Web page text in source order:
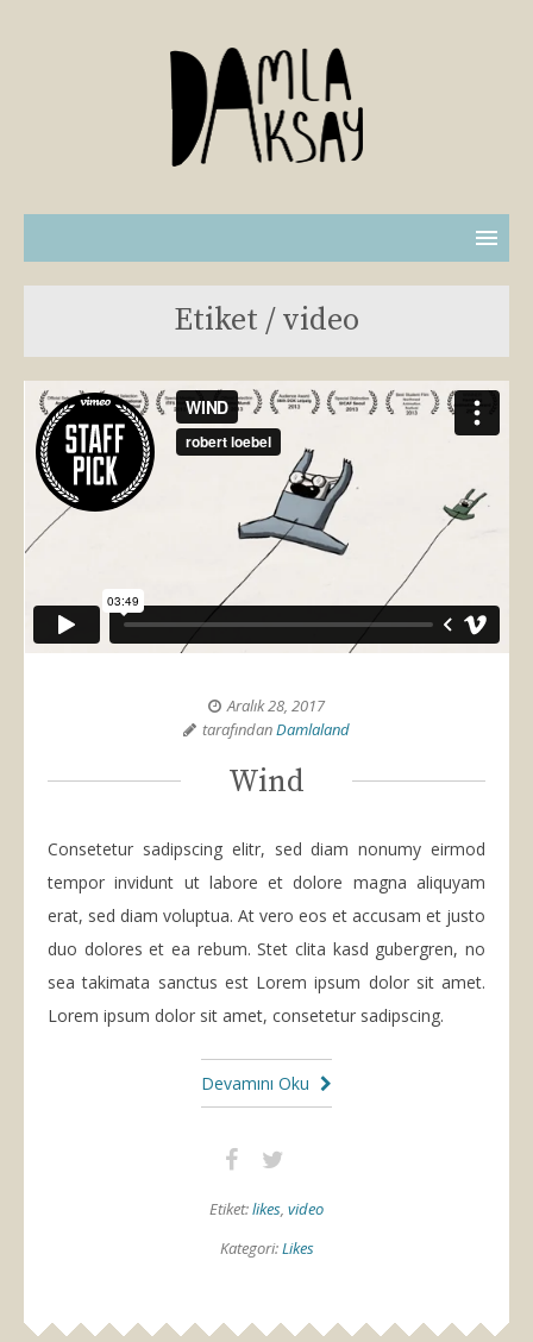
Etiket / video
Aralık 28, 2017
tarafındanDamlaland
Wind
Consetetur sadipscing elitr, sed diam nonumy eirmod
tempor invidunt ut labore et dolore magna aliquyam
erat, sed diam voluptua. At vero eos et accusam et justo
duo dolores et ea rebum. Stet clita kasd gubergren, no
sea takimata sanctus est Lorem ipsum dolor sit amet.
Lorem ipsum dolor sit amet, consetetur sadipscing.
Devamını Oku
Etiket:likes, video
Kategori:Likes